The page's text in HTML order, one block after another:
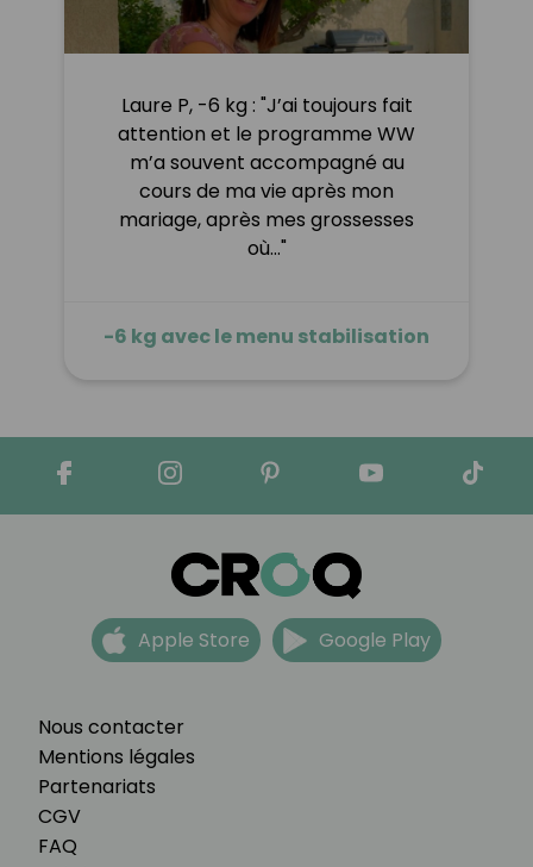
Laure P, -6 kg : "J’ai toujours fait
attention et le programme WW
m’a souvent accompagné au
cours de ma vie après mon
mariage, après mes grossesses
où…"
-6 kg avec le menu stabilisation
Nous contacter
Mentions légales
Partenariats
CGV
FAQ
Apple Store Google Play